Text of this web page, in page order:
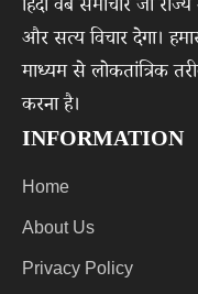
हिंदी वेब समाचार जो
और सत्य विचार देगा।
माध्यम से लोकतांत्रिक
करना है।
INFORMATION
Home
About Us
Privacy Policy